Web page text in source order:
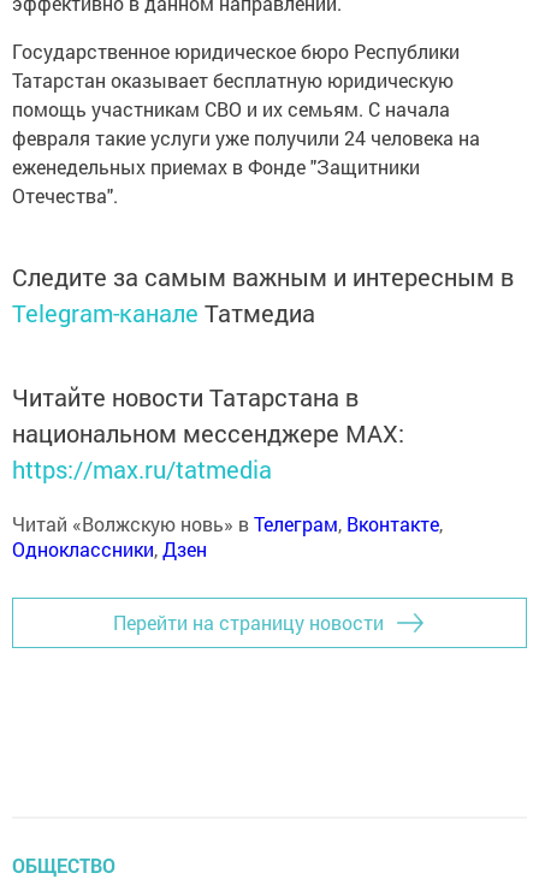
Государственное юридическое бюро Республики
Татарстан оказывает бесплатную юридическую
помощь участникам СВО и их семьям. С начала
февраля такие услуги уже получили 24 человека на
еженедельных приемах в Фонде "Защитники
Отечества".
Следите за самым важным и интересным в
Telegram-канале Татмедиа
Читайте новости Татарстана в
национальном мессенджере MАХ:
https://max.ru/tatmedia
Читай «Волжскую новь» вТелеграм, Вконтакте,
Одноклассники,Дзен
Перейти на страницу новости
ОБЩЕСТВО